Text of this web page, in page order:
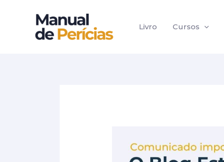
Livro Cursos
navigation